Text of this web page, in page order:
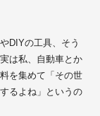
DIYの工具、そう
は私、自動車とか
を集めて「その世
るよね」というの